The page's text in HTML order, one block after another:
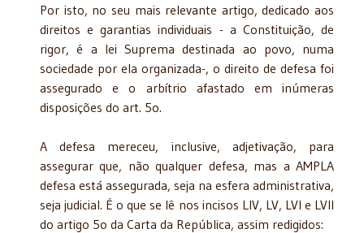
Por isto, no seu mais relevante artigo, dedicado aos
direitos e ga­rantias individuais - a Constituição, de
rigor, é a lei Suprema destinada ao povo, numa
sociedade por ela organizada-, o direito de defesa foi
assegurado e o arbítrio afastado em inúmeras
disposições do art. 5o.
A defesa mereceu, inclusive, adjetivação, para
assegurar que, não qualquer defesa, mas a AMPLA
defesa está assegurada, seja na esfera administrativa,
seja judicial. É o que se lê nos incisos LIV, LV, LVI e LVII
do artigo 5o da Carta da República, assim redigidos: